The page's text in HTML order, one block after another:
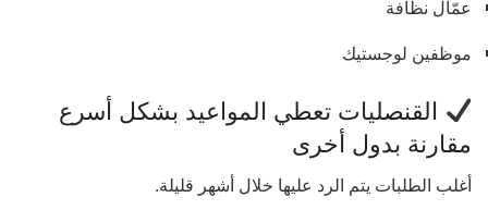
عمّال نظافة
موظفين لوجستيك
القنصليات تعطي المواعيد بشكل أسرع
مقارنة بدول أخرى
أغلب الطلبات يتم الرد عليها خلال أشهر قليلة.